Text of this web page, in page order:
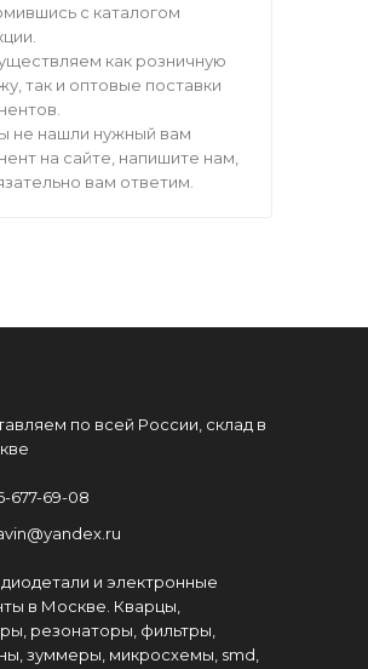
с каталогом
как розничную
так и оптовые поставки
не нашли нужный вам
на сайте, напишите нам,
вам ответим.
по всей России, склад в
677-69-08
и электронные
в Москве. Кварцы,
резонаторы, фильтры,
зуммеры, микросхемы, smd,